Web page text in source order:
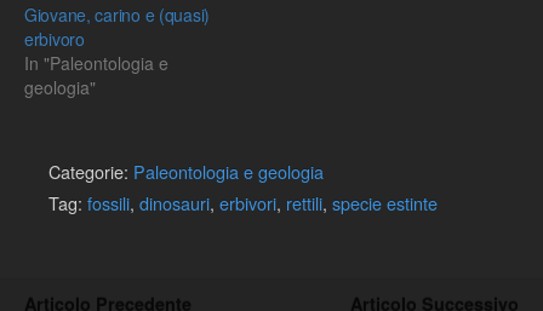
Giovane, carino e (quasi)
erbivoro
In "Paleontologia e
geologia"
Categorie: Paleontologia e geologia
Tag: fossili, dinosauri, erbivori, rettili, specie estinte
Articolo Precedente Articolo Successivo